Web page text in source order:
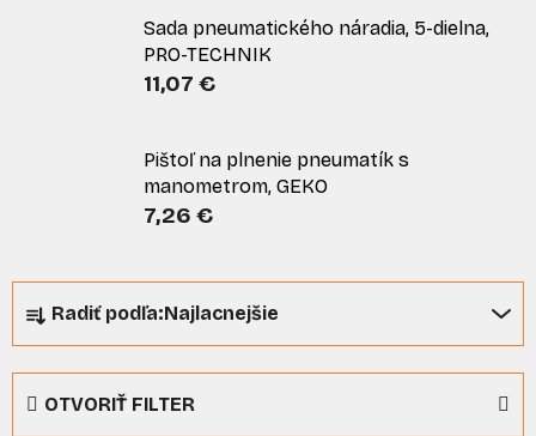
Sada pneumatického náradia, 5-dielna,
PRO-TECHNIK
11,07 €
Pištoľ na plnenie pneumatík s
manometrom, GEKO
7,26 €
a
n
Radiť podľa:Najlacnejšie
OTVORIŤ FILTER